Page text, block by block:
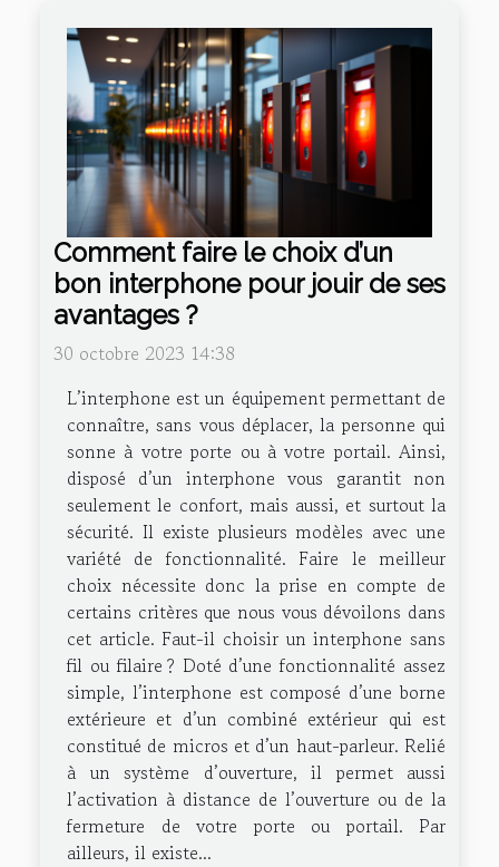
Comment faire le choix d’un
bon interphone pour jouir de ses
avantages ?
30 octobre 2023 14:38
L’interphone est un équipement permettant de
connaître, sans vous déplacer, la personne qui
sonne à votre porte ou à votre portail. Ainsi,
disposé d’un interphone vous garantit non
seulement le confort, mais aussi, et surtout la
sécurité. Il existe plusieurs modèles avec une
variété de fonctionnalité. Faire le meilleur
choix nécessite donc la prise en compte de
certains critères que nous vous dévoilons dans
cet article. Faut-il choisir un interphone sans
fil ou filaire ? Doté d’une fonctionnalité assez
simple, l’interphone est composé d’une borne
extérieure et d’un combiné extérieur qui est
constitué de micros et d’un haut-parleur. Relié
à un système d’ouverture, il permet aussi
l’activation à distance de l’ouverture ou de la
fermeture de votre porte ou portail. Par
ailleurs, il existe...